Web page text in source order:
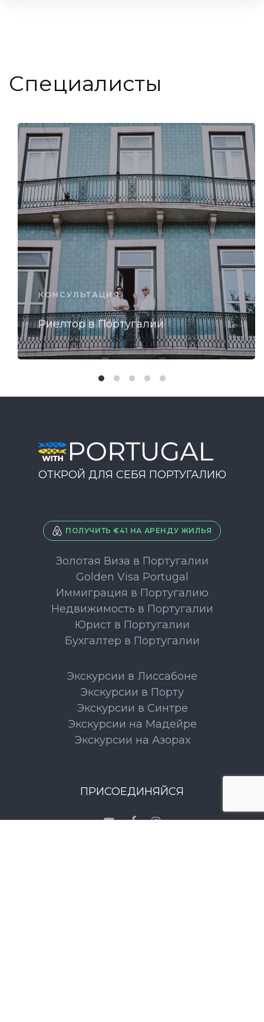
Специалисты
КОНСУЛЬТАЦИЯ
Риелтор в Португалии
ОТКРОЙ ДЛЯ СЕБЯ ПОРТУГАЛИЮ
ПОЛУЧИТЬ €41 НА АРЕНДУ ЖИЛЬЯ
Золотая Виза в Португалии
Golden Visa Portugal
Иммиграция в Португалию
Недвижимость в Португалии
Юрист в Португалии
Бухгалтер в Португалии
Экскурсии в Лиссабоне
Экскурсии в Порту
Экскурсии в Синтре
Экскурсии на Мадейре
Экскурсии на Азорах
ПРИСОЕДИНЯЙСЯ